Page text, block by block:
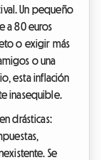
Un pequeño
a 80 euros
o exigir más
o una
esta inflación
inasequible.
drásticas:
Se